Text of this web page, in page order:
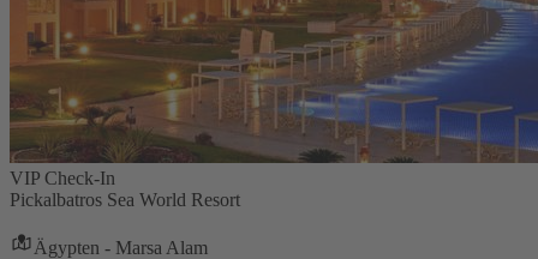
VIP Check-In
Pickalbatros Sea World Resort
Ägypten - Marsa Alam